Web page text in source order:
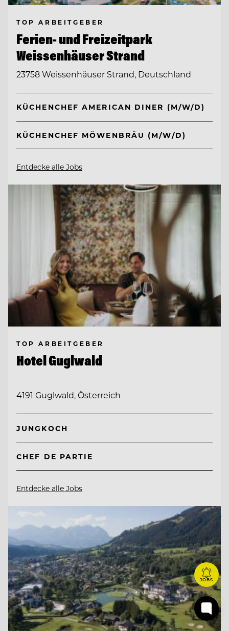
TOP ARBEITGEBER
Ferien- und Freizeitpark
Weissenhäuser Strand
23758 Weissenhäuser Strand, Deutschland
KÜCHENCHEF AMERICAN DINER (M/W/D)
KÜCHENCHEF MÖWENBRÄU (M/W/D)
Entdecke alle Jobs
TOP ARBEITGEBER
Hotel Guglwald
4191 Guglwald, Österreich
JUNGKOCH
CHEF DE PARTIE
Entdecke alle Jobs
JOBS